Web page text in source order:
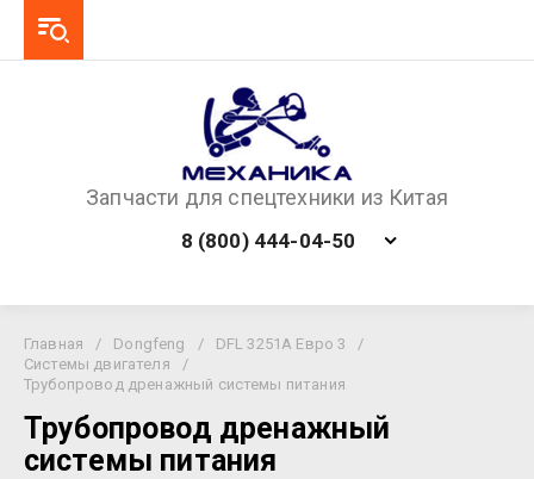
Запчасти для спецтехники из Китая
8 (800) 444-04-50
Главная / Dongfeng / DFL 3251A Евро 3
/
Системы двигателя
/
Трубопровод дренажный системы питания
Трубопровод дренажный
системы питания